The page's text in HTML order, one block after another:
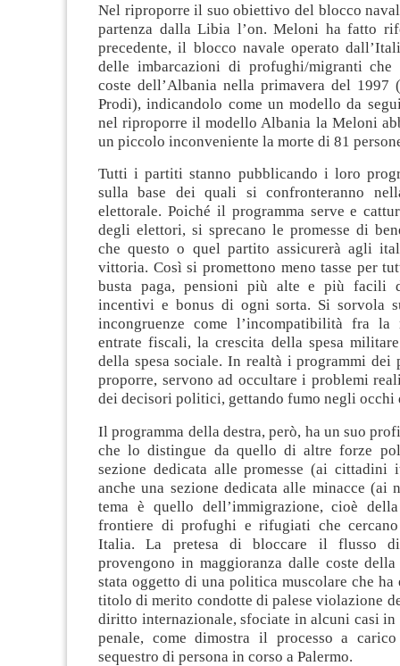
Nel riproporre il suo obiettivo del blocco
partenza dalla Libia l’on. Meloni ha fatto
precedente, il blocco navale operato
delle imbarcazioni di profughi/migranti che
coste dell’Albania nella primavera del 1997
Prodi), indicandolo come un modello da
nel riproporre il modello Albania la Meloni
un piccolo inconveniente la morte di 81
Tutti i partiti stanno pubblicando i loro
sulla base dei quali si confronteranno
elettorale. Poiché il programma serve e
degli elettori, si sprecano le promesse di
che questo o quel partito assicurerà agli
vittoria. Così si promettono meno tasse per
busta paga, pensioni più alte e più facili
incentivi e bonus di ogni sorta. Si sorvola
incongruenze come l’incompatibilità fra la
entrate fiscali, la crescita della spesa
della spesa sociale. In realtà i programmi dei
proporre, servono ad occultare i problemi
dei decisori politici, gettando fumo negli occhi
Il programma della destra, però, ha un suo
che lo distingue da quello di altre forze
sezione dedicata alle promesse (ai cittadini
anche una sezione dedicata alle minacce (ai
tema è quello dell’immigrazione, cioè
frontiere di profughi e rifugiati che
Italia. La pretesa di bloccare il flusso
provengono in maggioranza dalle coste
stata oggetto di una politica muscolare che ha
titolo di merito condotte di palese violazione
diritto internazionale, sfociate in alcuni casi
penale, come dimostra il processo a
sequestro di persona in corso a Palermo.